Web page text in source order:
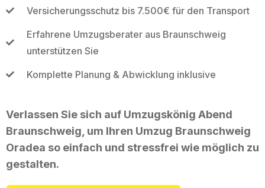
Versicherungsschutz bis 7.500€ für den Transport
Erfahrene Umzugsberater aus Braunschweig
unterstützen Sie
Komplette Planung & Abwicklung inklusive
Verlassen Sie sich auf Umzugskönig Abend
Braunschweig, um Ihren Umzug Braunschweig
Oradea so einfach und stressfrei wie möglich zu
gestalten.